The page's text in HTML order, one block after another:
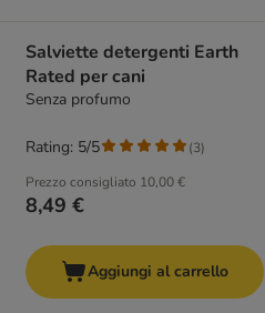
Salviette detergenti Earth
Rated per cani
Senza profumo
Prezzo consigliato 10,00 €
8,49 €
Rating: 5/5 (3)
Aggiungi al carrello